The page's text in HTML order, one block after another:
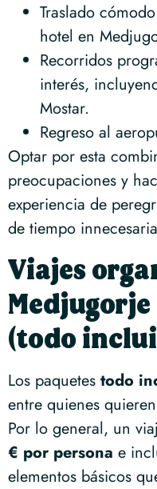
Traslado
hotel en
Recorridos
interés,
Mostar.
Regreso al
Optar por esta
preocupaciones y
experiencia de
de tiempo
Viajes
(todo
Los paquetes todo
entre quienes
Por lo general, un
€ por persona e
elementos básicos